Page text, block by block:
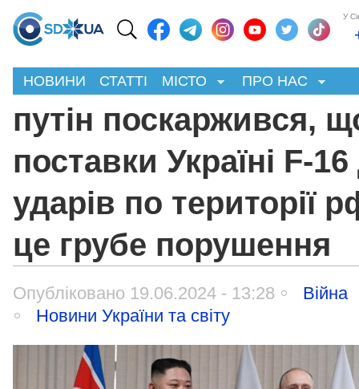
У
НОВИНИ СТАТТІ МІСТО ПРО НАС
путін поскаржився,
поставки Україні F-
ударів по території
це грубе порушення
Опубліковано 19.06.2024 - 13:28
Війна
Новини України та світу